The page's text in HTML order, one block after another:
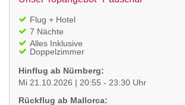
Flug + Hotel
7 Nächte
Alles Inklusive
Doppelzimmer
Hinflug ab Nürnberg:
Mi 21.10.2026 | 20:55 - 23:30 Uhr
Rückflug ab Mallorca: